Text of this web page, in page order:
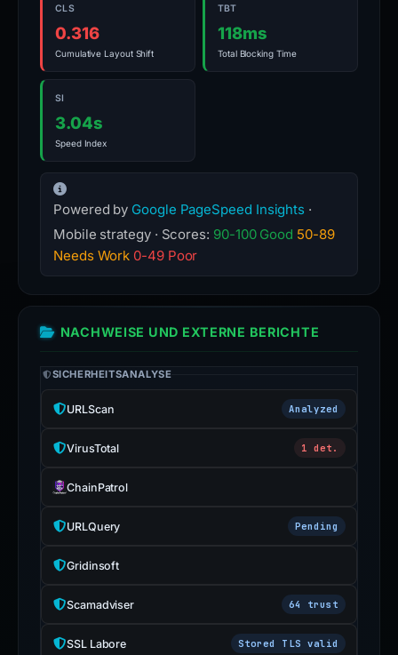
CLS
0.316
Cumulative Layout Shift
TBT
118ms
Total Blocking Time
SI
3.04s
Speed Index
Powered by Google PageSpeed Insights ·
Mobile strategy · Scores: 90-100 Good 50-89
Needs Work 0-49 Poor
NACHWEISE UND EXTERNE BERICHTE
SICHERHEITSANALYSE
URLScan Analyzed
VirusTotal 1 det.
ChainPatrol
URLQuery Pending
Gridinsoft
Scamadviser 64 trust
SSL Labore Stored TLS valid